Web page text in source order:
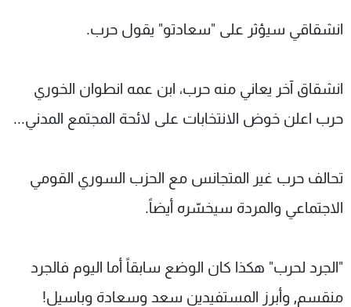
انشقاقي سيؤثر على "سعادتو" يقول حرب.
انشقاق آخر يعاني منه حرب، ابن عمه انطوان الخوري
حرب اعلن خوض الانتخابات على لائحة المجتمع المدني...
تحالف حرب غير المتجانس مع الحزب السوري القومي
الاجتماعي والمردة سيخسّره أيضاً.
"الجرد لحرب" هكذا كان الوضع سابقاً أما اليوم فالجرد
منقسم, وأبرز المستفيدين سعد وسعادة وباسيل!